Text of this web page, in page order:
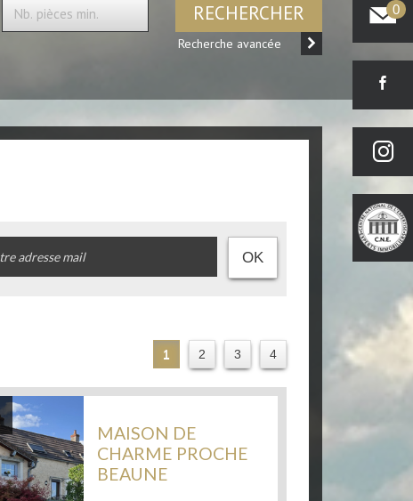
0
RECHERCHER
Recherche avancée
OK
1 2 3 4
5283
MAISON DE
CHARME PROCHE
BEAUNE